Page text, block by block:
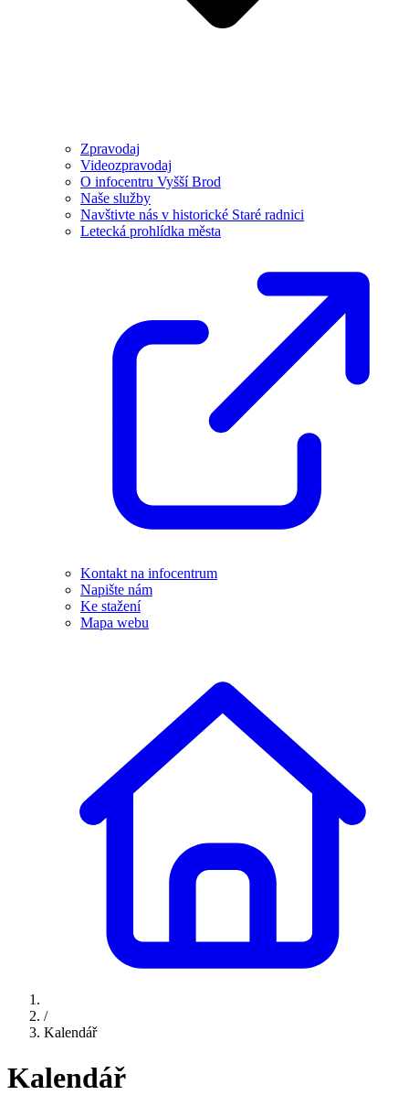
Zpravodaj
Videozpravodaj
O infocentru Vyšší Brod
Naše služby
Navštivte nás v historické Staré radnici
Letecká prohlídka města
Kontakt na infocentrum
Napište nám
Ke stažení
Mapa webu
/
Kalendář
Kalendář